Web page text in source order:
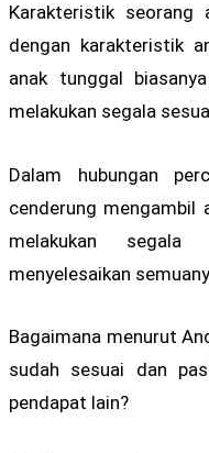
Karakteristik
dengan karakteristik
anak tunggal
melakukan segala
Dalam hubungan
cenderung mengambil
melakukan segala
menyelesaikan
Bagaimana menurut
sudah sesuai dan
pendapat lain?